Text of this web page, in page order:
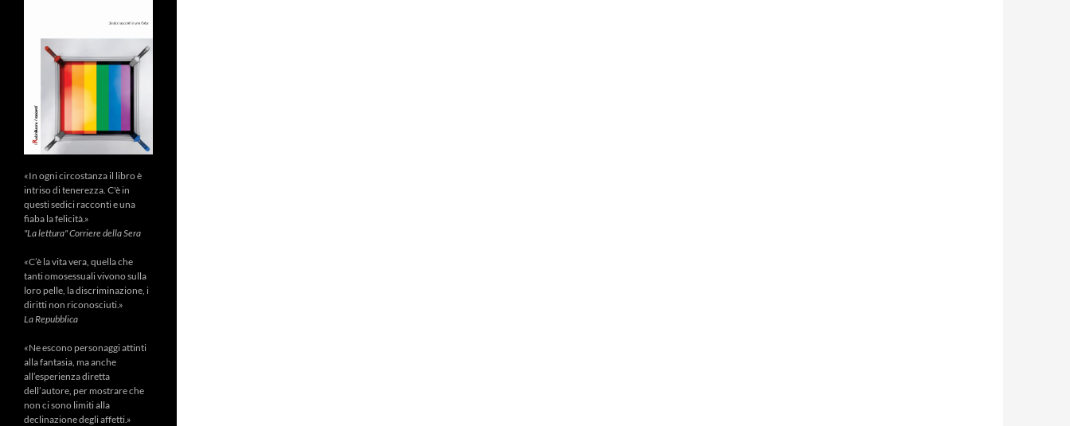
«In ogni circostanza il libro è
intriso di tenerezza. C'è in
questi sedici racconti e una
fiaba la felicità.»
"La lettura" Corriere della Sera
«C’è la vita vera, quella che
tanti omosessuali vivono sulla
loro pelle, la discriminazione, i
diritti non riconosciuti.»
La Repubblica
«Ne escono personaggi attinti
alla fantasia, ma anche
all’esperienza diretta
dell’autore, per mostrare che
non ci sono limiti alla
declinazione degli affetti.»